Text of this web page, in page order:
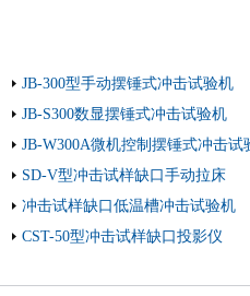
JB-300型手动摆锤式冲击试验机
JB-S300数显摆锤式冲击试验机
JB-W300A微机控制摆锤式冲击试
SD-V型冲击试样缺口手动拉床
冲击试样缺口低温槽冲击试验机
CST-50型冲击试样缺口投影仪